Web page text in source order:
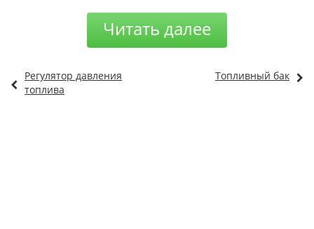
Читать далее
Регулятор давления
топлива
Топливный бак